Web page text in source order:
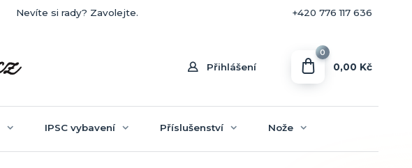
Přihlášení
Nevíte si rady? Zavolejte. +420 776 117 636
0
0,00 Kč
IPSC vybavení Příslušenství Nože